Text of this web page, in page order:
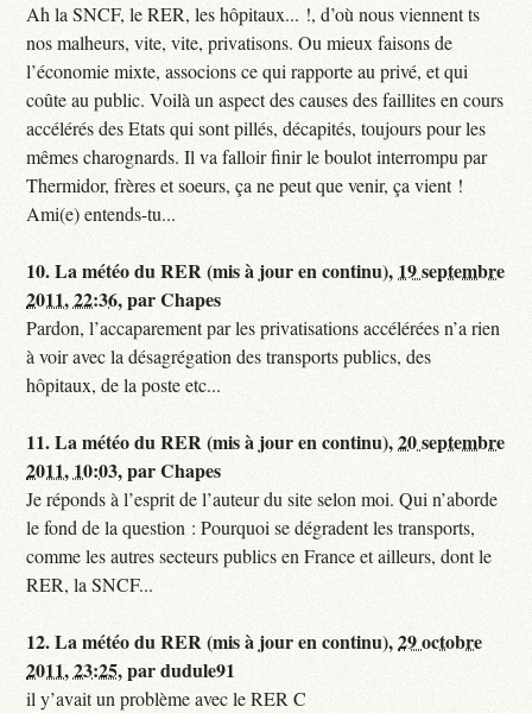
Ah la SNCF, le RER, les hôpitaux... !, d’où nous viennent ts
nos malheurs, vite, vite, privatisons. Ou mieux faisons de
l’économie mixte, associons ce qui rapporte au privé, et qui
coûte au public. Voilà un aspect des causes des faillites en cours
accélérés des Etats qui sont pillés, décapités, toujours pour les
mêmes charognards. Il va falloir finir le boulot interrompu par
Thermidor, frères et soeurs, ça ne peut que venir, ça vient !
Ami(e) entends-tu...
10.La météo du RER (mis à jour en continu), 19 septembre
2011, 22:36,parChapes
Pardon, l’accaparement par les privatisations accélérées n’a rien
à voir avec la désagrégation des transports publics, des
hôpitaux, de la poste etc...
11.La météo du RER (mis à jour en continu),20 septembre
2011, 10:03,parChapes
Je réponds à l’esprit de l’auteur du site selon moi. Qui n’aborde
le fond de la question : Pourquoi se dégradent les transports,
comme les autres secteurs publics en France et ailleurs, dont le
RER, la SNCF...
12.La météo du RER (mis à jour en continu),29 octobre
2011, 23:25,pardudule91
il y’avait un problème avec le RER C